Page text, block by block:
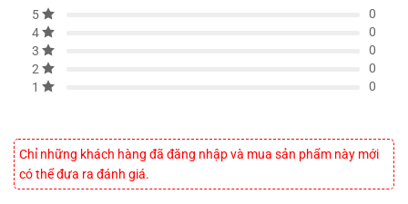
5
0
4
0
3
0
2
0
1
0
Chỉ những khách hàng đã đăng nhập và mua sản phẩm này mới
có thể đưa ra đánh giá.